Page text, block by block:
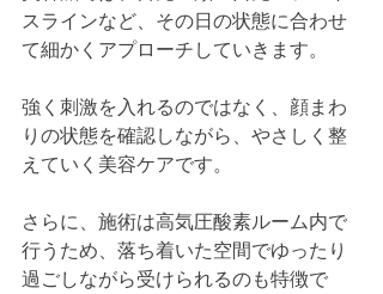
スラインなど、その日の状態に合わせ
て細かくアプローチしていきます。
強く刺激を入れるのではなく、顔まわ
りの状態を確認しながら、やさしく整
えていく美容ケアです。
さらに、施術は高気圧酸素ルーム内で
行うため、落ち着いた空間でゆったり
過ごしながら受けられるのも特徴で